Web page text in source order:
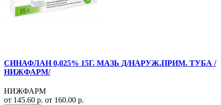
СИНАФЛАН 0,025% 15Г. МАЗЬ Д/НАРУЖ.ПРИМ. ТУБА /
НИЖФАРМ/
НИЖФАРМ
от 145.60 р. от 160.00 р.